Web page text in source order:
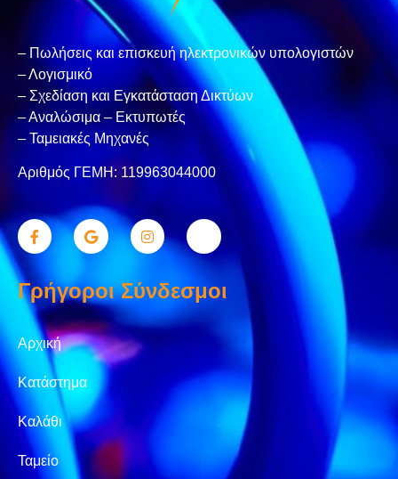
– Πωλήσεις και επισκευή ηλεκτρονικών υπολογιστών
– Λογισμικό
– Σχεδίαση και Εγκατάσταση Δικτύων
– Αναλώσιμα – Εκτυπωτές
– Ταμειακές Μηχανές
Αριθμός ΓΕΜΗ: 119963044000
Γρήγοροι Σύνδεσμοι
Αρχική
Κατάστημα
Καλάθι
Ταμείο